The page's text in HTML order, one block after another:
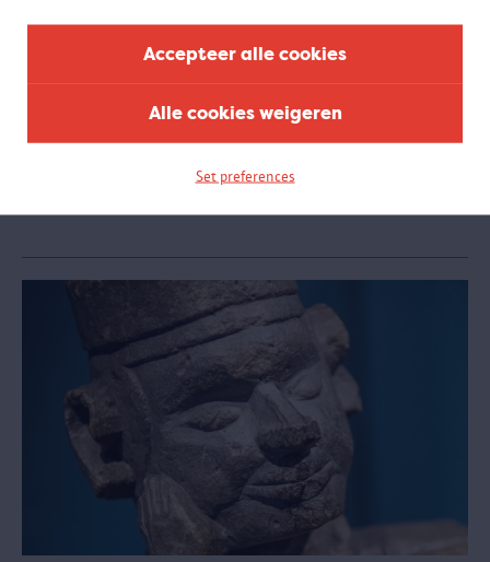
Accepteer alle cookies
Alle cookies weigeren
Set preferences
Een vrij te boeken online rondleiding aan de hand van beelden uit